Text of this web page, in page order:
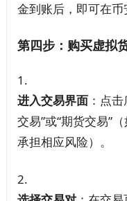
金到账后，即可在币
第四步：购买虚拟
进入交易界面：点击
交易”或“期货交易”
承担相应风险）。